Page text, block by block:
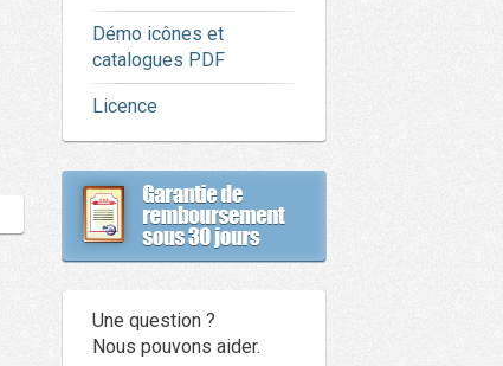
Démo icônes et
catalogues PDF
Licence
Une question ?
Nous pouvons aider.